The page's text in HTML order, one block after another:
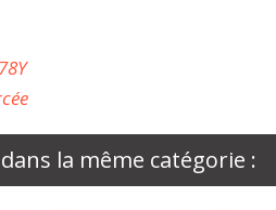
78Y
la même catégorie :